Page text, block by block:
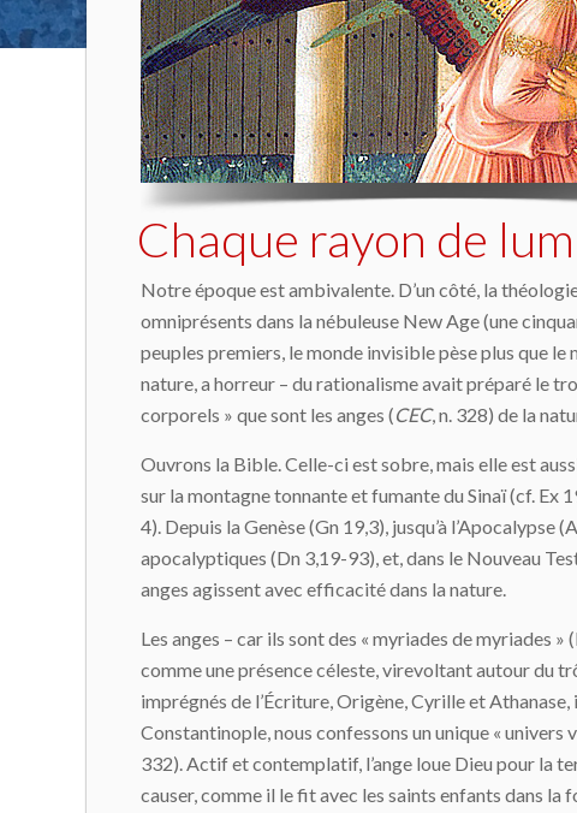
Chaque rayon de
Notre époque est ambivalente. D’un côté, la
omniprésents dans la nébuleuse New Age (une
peuples premiers, le monde invisible pèse plus que
nature, a horreur – du rationalisme avait préparé le
corporels » que sont les anges (CEC, n. 328) de la
Ouvrons la Bible. Celle-ci est sobre, mais elle est
sur la montagne tonnante et fumante du Sinaï (cf. Ex
4). Depuis la Genèse (Gn 19,3), jusqu’à
apocalyptiques (Dn 3,19-93), et, dans le Nouveau
anges agissent avec efficacité dans la nature.
Les anges – car ils sont des « myriades de myriades
comme une présence céleste, virevoltant autour du
imprégnés de l’Écriture, Origène, Cyrille et
Constantinople, nous confessons un unique « univers
332). Actif et contemplatif, l’ange loue Dieu pour la
causer, comme il le fit avec les saints enfants dans la